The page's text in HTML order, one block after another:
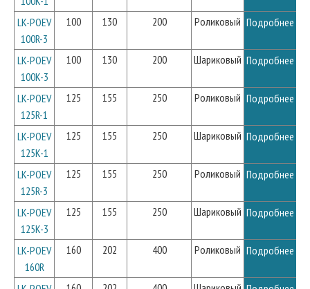
LK-POEV
100R-3
100 130 200 Роликовый Подробнее
LK-POEV
100K-3
100 130 200 Шариковый Подробнее
LK-POEV
125R-1
125 155 250 Роликовый Подробнее
LK-POEV
125K-1
125 155 250 Шариковый Подробнее
LK-POEV
125R-3
125 155 250 Роликовый Подробнее
LK-POEV
125K-3
125 155 250 Шариковый Подробнее
LK-POEV
160R
160 202 400 Роликовый Подробнее